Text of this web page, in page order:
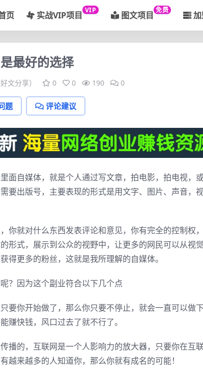
页 实战VIP项目 VIP 图文项目 免费
最好的选择
文分享） 0 0 190 0
题 评论建议
面自媒体，就是个人通过写文章，拍电影，拍电视，
要出版号，主要表现的形式是用文字、图片、声音，
你就对什么东西发表评论和意见，你有完全的控制权
形式，展示到公众的视野中，让更多的网民可以从视
得更多的粉丝，这就是我所理解的自媒体。
？因为这个副业符合以下几个点
要你开始做了，那么你只要不停止，就会一直可以做
赚快钱，风口过去了就不行了。
播的，互联网是一个人影响力的放大器，只要你在互
越来越多的人知道你，那么你就有成名的可能！